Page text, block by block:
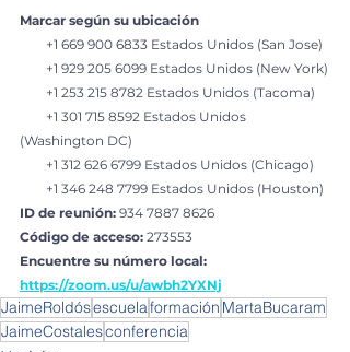
Marcar según su ubicación
        +1 669 900 6833 Estados Unidos (San Jose)
        +1 929 205 6099 Estados Unidos (New York)
        +1 253 215 8782 Estados Unidos (Tacoma)
(Washington DC)
        +1 312 626 6799 Estados Unidos (Chicago)
        +1 346 248 7799 Estados Unidos (Houston)
ID de reunión: 934 7887 8626
Código de acceso: 273553
Encuentre su número local:
https://zoom.us/u/awbh2YXNj
JaimeRoldósescuelaformación MartaBucaram
JaimeCostalesconferencia